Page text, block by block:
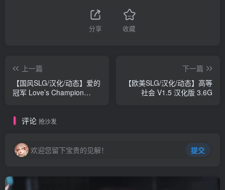
分享 收藏
上一篇
【国风SLG/汉化/动态】爱的
冠军 Love’s Champion
下一篇
【欧美SLG/汉化/动态】高等
社会 V1.5 汉化版 3.6G
评论 抢沙发
欢迎您留下宝贵的见解！ 提交